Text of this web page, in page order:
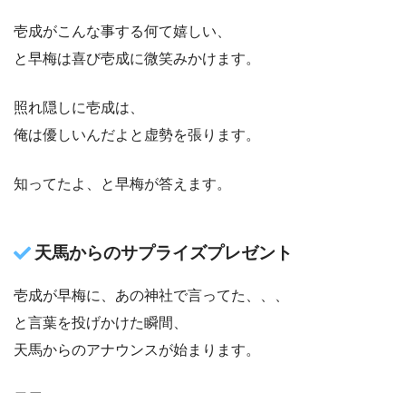
壱成がこんな事する何て嬉しい、
と早梅は喜び壱成に微笑みかけます。
照れ隠しに壱成は、
俺は優しいんだよと虚勢を張ります。
知ってたよ、と早梅が答えます。
天馬からのサプライズプレゼント
壱成が早梅に、あの神社で言ってた、、、
と言葉を投げかけた瞬間、
天馬からのアナウンスが始まります。